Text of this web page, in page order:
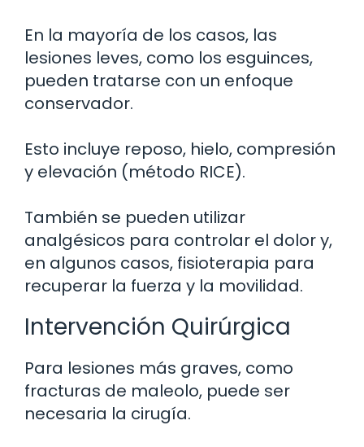
En la mayoría de los casos, las
lesiones leves, como los esguinces,
pueden tratarse con un enfoque
conservador.
Esto incluye reposo, hielo, compresión
y elevación (método RICE).
También se pueden utilizar
analgésicos para controlar el dolor y,
en algunos casos, fisioterapia para
recuperar la fuerza y la movilidad.
Intervención Quirúrgica
Para lesiones más graves, como
fracturas de maleolo, puede ser
necesaria la cirugía.